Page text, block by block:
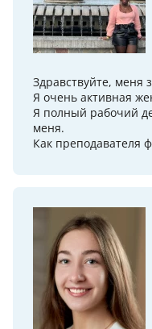
Здравствуйте, меня
Я очень активная
Я полный рабочий
меня.
Как преподавателя